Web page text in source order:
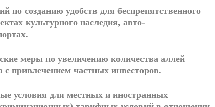
созданию удобств для беспрепятственного
культурного наследия, авто-
меры по увеличению количества аллей
с привлечением частных инвесторов.
условия для местных и иностранных